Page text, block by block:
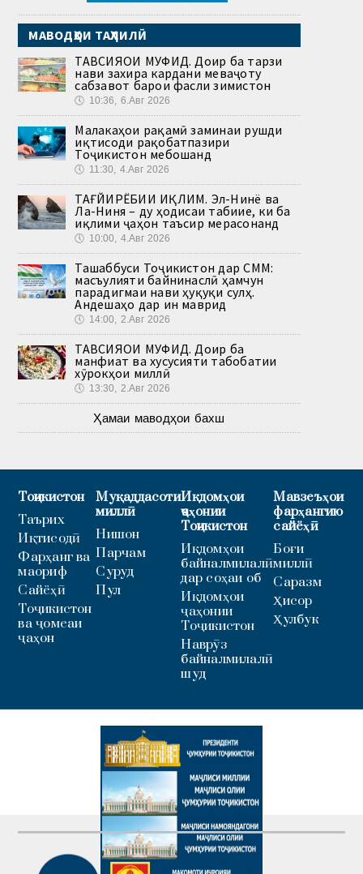
МАВОДҲОИ ТАҲЛИЛӢ
ТАВСИЯҲОИ МУФИД. Доир ба тарзи
нави захира кардани меваҷоту
сабзавот барои фасли зимистон
🕔 10:36, 6.Авг 2026
Малакаҳои рақамӣ заминаи рушди
иқтисоди рақобатпазири
Тоҷикистон мебошанд
🕔 11:30, 4.Авг 2026
ТАҒЙИРЁБИИ ИҚЛИМ. Эл-Нинё ва
Ла-Ниня – ду ҳодисаи табиие, ки ба
иқлими ҷаҳон таъсир мерасонанд
🕔 10:00, 4.Авг 2026
Ташаббуси Тоҷикистон дар СММ:
масъулияти байнинаслӣ ҳамчун
парадигмаи нави ҳуқуқи сулҳ.
Андешаҳо дар ин маврид
🕔 14:00, 2.Авг 2026
ТАВСИЯҲОИ МУФИД. Доир ба
манфиат ва хусусияти табобатии
хӯрокҳои миллӣ
🕔 13:30, 2.Авг 2026
Ҳамаи маводҳои бахш
Тоҷикистон
Таърих
Иқтисодӣ
Фарҳанг ва
маориф
Сайёҳӣ
Тоҷикистон
ва ҷомеаи
ҷаҳон
Муқаддасоти
миллӣ
Нишон
Парчам
Суруд
Пул
Иқдомҳои
ҷаҳонии
Тоҷикистон
Иқдомҳои
байналмилалӣ
дар соҳаи об
Иқдомҳои
ҷаҳонии
Тоҷикистон
Наврӯз
байналмилалӣ
шуд
Мавзеъҳои
фарҳангию
сайёҳӣ
Боғи
миллӣ
Саразм
Ҳисор
Ҳулбук